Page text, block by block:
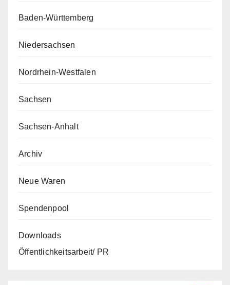
Baden-Württemberg
Niedersachsen
Nordrhein-Westfalen
Sachsen
Sachsen-Anhalt
Archiv
Neue Waren
Spendenpool
Downloads
Öffentlichkeitsarbeit/ PR